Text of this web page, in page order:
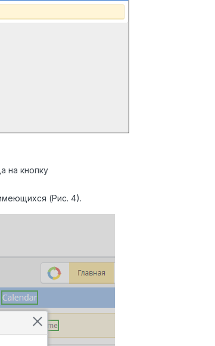
на кнопку
(Рис. 4).